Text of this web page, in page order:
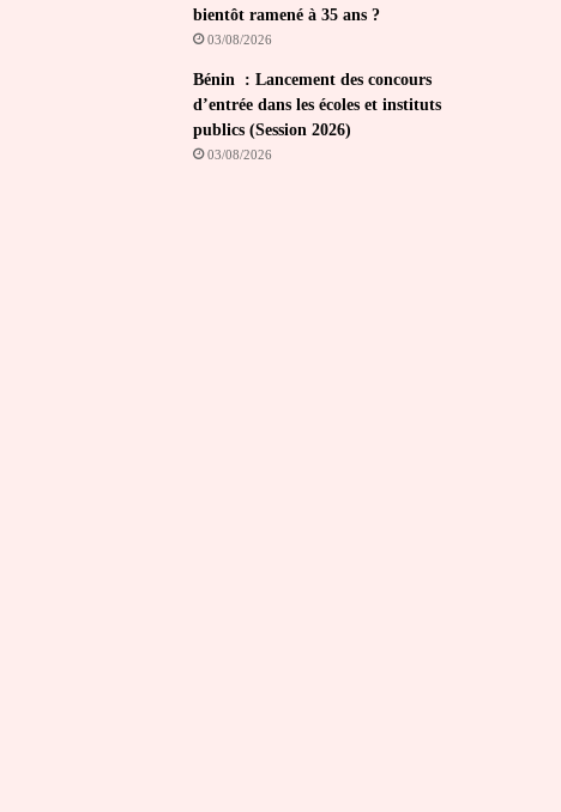
bientôt ramené à 35 ans ?
03/08/2026
Bénin : Lancement des concours
d’entrée dans les écoles et instituts
publics (Session 2026)
03/08/2026